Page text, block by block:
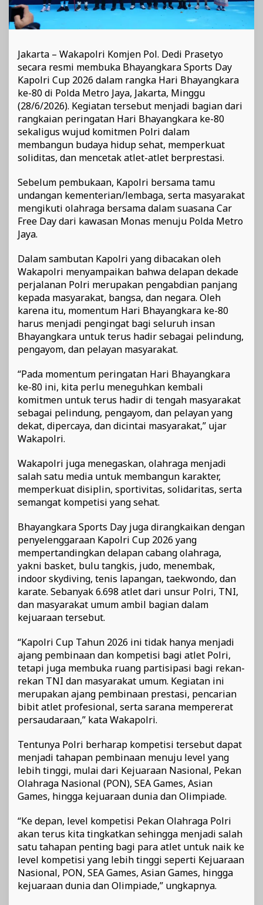
Jakarta – Wakapolri Komjen Pol. Dedi Prasetyo
secara resmi membuka Bhayangkara Sports Day
Kapolri Cup 2026 dalam rangka Hari Bhayangkara
ke-80 di Polda Metro Jaya, Jakarta, Minggu
(28/6/2026). Kegiatan tersebut menjadi bagian dari
rangkaian peringatan Hari Bhayangkara ke-80
sekaligus wujud komitmen Polri dalam
membangun budaya hidup sehat, memperkuat
soliditas, dan mencetak atlet-atlet berprestasi.
Sebelum pembukaan, Kapolri bersama tamu
undangan kementerian/lembaga, serta masyarakat
mengikuti olahraga bersama dalam suasana Car
Free Day dari kawasan Monas menuju Polda Metro
Jaya.
Dalam sambutan Kapolri yang dibacakan oleh
Wakapolri menyampaikan bahwa delapan dekade
perjalanan Polri merupakan pengabdian panjang
kepada masyarakat, bangsa, dan negara. Oleh
karena itu, momentum Hari Bhayangkara ke-80
harus menjadi pengingat bagi seluruh insan
Bhayangkara untuk terus hadir sebagai pelindung,
pengayom, dan pelayan masyarakat.
“Pada momentum peringatan Hari Bhayangkara
ke-80 ini, kita perlu meneguhkan kembali
komitmen untuk terus hadir di tengah masyarakat
sebagai pelindung, pengayom, dan pelayan yang
dekat, dipercaya, dan dicintai masyarakat,” ujar
Wakapolri.
Wakapolri juga menegaskan, olahraga menjadi
salah satu media untuk membangun karakter,
memperkuat disiplin, sportivitas, solidaritas, serta
semangat kompetisi yang sehat.
Bhayangkara Sports Day juga dirangkaikan dengan
penyelenggaraan Kapolri Cup 2026 yang
mempertandingkan delapan cabang olahraga,
yakni basket, bulu tangkis, judo, menembak,
indoor skydiving, tenis lapangan, taekwondo, dan
karate. Sebanyak 6.698 atlet dari unsur Polri, TNI,
dan masyarakat umum ambil bagian dalam
kejuaraan tersebut.
“Kapolri Cup Tahun 2026 ini tidak hanya menjadi
ajang pembinaan dan kompetisi bagi atlet Polri,
tetapi juga membuka ruang partisipasi bagi rekan-
rekan TNI dan masyarakat umum. Kegiatan ini
merupakan ajang pembinaan prestasi, pencarian
bibit atlet profesional, serta sarana mempererat
persaudaraan,” kata Wakapolri.
Tentunya Polri berharap kompetisi tersebut dapat
menjadi tahapan pembinaan menuju level yang
lebih tinggi, mulai dari Kejuaraan Nasional, Pekan
Olahraga Nasional (PON), SEA Games, Asian
Games, hingga kejuaraan dunia dan Olimpiade.
“Ke depan, level kompetisi Pekan Olahraga Polri
akan terus kita tingkatkan sehingga menjadi salah
satu tahapan penting bagi para atlet untuk naik ke
level kompetisi yang lebih tinggi seperti Kejuaraan
Nasional, PON, SEA Games, Asian Games, hingga
kejuaraan dunia dan Olimpiade,” ungkapnya.